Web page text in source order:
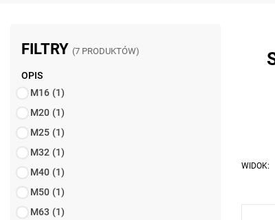
FILTRY (7 PRODUKTÓW)
OPIS
M16 (1)
M20 (1)
M25 (1)
M32 (1)
M40 (1)
M50 (1)
M63 (1)
WIDOK: